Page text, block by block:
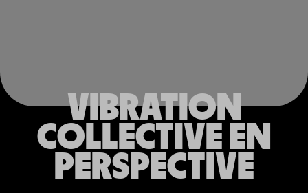
VIBRATION
COLLECTIVE EN
PERSPECTIVE